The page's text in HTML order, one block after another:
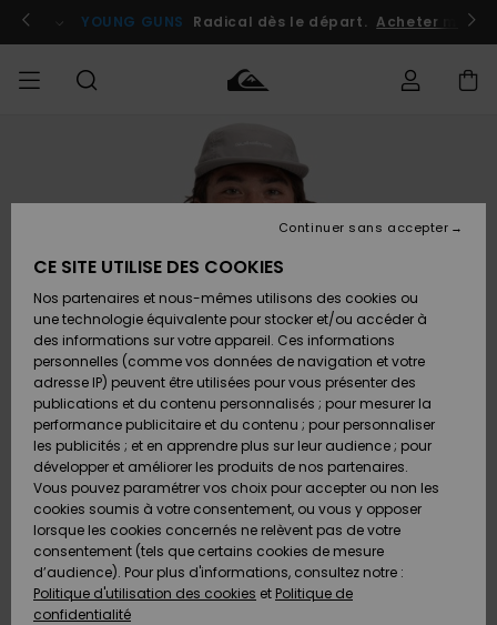
l'information
le
Se connecter / s'inscrire
YOUNG GUNS Radical dès le départ. Acheter
Vêtements
Chaussures
& Tongs
Surf
Snow
Nouveautés
Vêtements
Chaussures
& Tongs
Surf
Snow
Nouveautés
FEMME
Shop
A
Découvrir
Snow
SURF
Shop
Homme
Surf
Shop
Enfant
Highlights
Communauté
SNOW
Snow
Shop
Homme
Snow
Shop
Enfant
Snow
Shop
Femme
A
Découvrir
Communauté
OUTLET
Outlet
Homme
Enfant
Outlet
Femme
AIDE &
CONTACT
Accéder à
commande
Retours
Paiement
Carte
Cadeau
Quiksilver
Freedom
Protection
des
MAGASINS
CE SITE UTILISE DES COOKIES
Nos partenaires et nous-mêmes utilisons des cookies ou
une technologie équivalente pour stocker et/ou accéder à
des informations sur votre appareil. Ces informations
personnelles (comme vos données de navigation et votre
adresse IP) peuvent être utilisées pour vous présenter des
publications et du contenu personnalisés ; pour mesurer la
performance publicitaire et du contenu ; pour personnaliser
les publicités ; et en apprendre plus sur leur audience ; pour
développer et améliorer les produits de nos partenaires.
Vous pouvez paramétrer vos choix pour accepter ou non les
cookies soumis à votre consentement, ou vous y opposer
lorsque les cookies concernés ne relèvent pas de votre
consentement (tels que certains cookies de mesure
d’audience). Pour plus d'informations, consultez notre :
Politique d'utilisation des cookies et Politique de
confidentialité
Continuer sans accepter